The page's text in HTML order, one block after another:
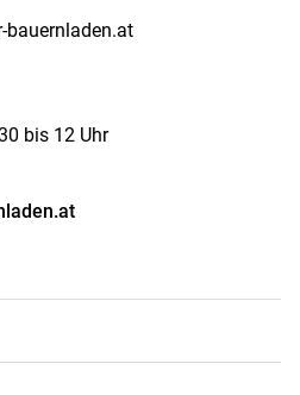
bauernladen.at
bis 12 Uhr